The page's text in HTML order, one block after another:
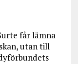
får lämna
utan till